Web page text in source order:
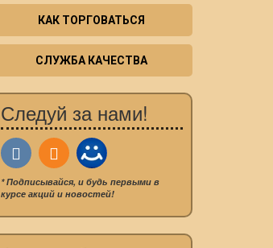
КАК ТОРГОВАТЬСЯ
СЛУЖБА КАЧЕСТВА
Следуй за нами!
* Подписывайся, и будь первыми в
курсе акций и новостей!